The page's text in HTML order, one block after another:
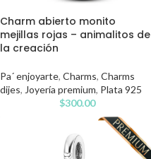
Charm abierto monito
mejillas rojas – animalitos de
la creación
Pa´ enjoyarte, Charms, Charms
dijes, Joyería premium, Plata 925
$300.00